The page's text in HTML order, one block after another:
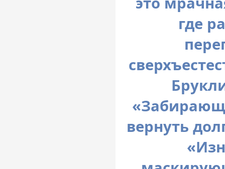
где
вернуть